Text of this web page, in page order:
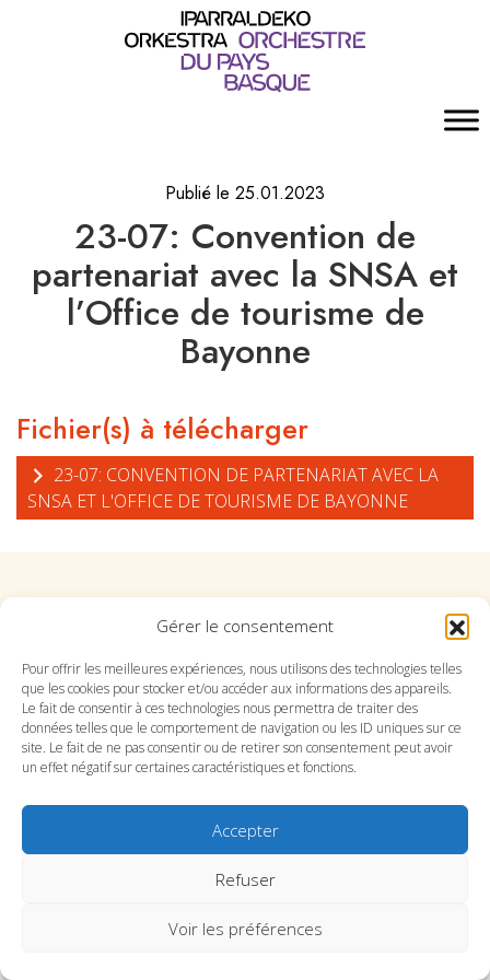
Gérer le consentement
Pour offrir les meilleures expériences, nous utilisons des technologies telles
que les cookies pour stocker et/ou accéder aux informations des appareils.
Le fait de consentir à ces technologies nous permettra de traiter des
données telles que le comportement de navigation ou les ID uniques sur ce
site. Le fait de ne pas consentir ou de retirer son consentement peut avoir
un effet négatif sur certaines caractéristiques et fonctions.
Accepter
Refuser
Voir les préférences
Publié le 25.01.2023
23-07: Convention de
partenariat avec la SNSA et
l’Office de tourisme de
Bayonne
Fichier(s) à télécharger
23-07: CONVENTION DE PARTENARIAT AVEC LA
SNSA ET L'OFFICE DE TOURISME DE BAYONNE
Suivez l'Orchestre du Pays Basque sur les réseaux
Suivez le conservatoire du Pays Basque sur les
réseaux
SITE DU CONSERVATOIRE
MENTIONS LÉGALES